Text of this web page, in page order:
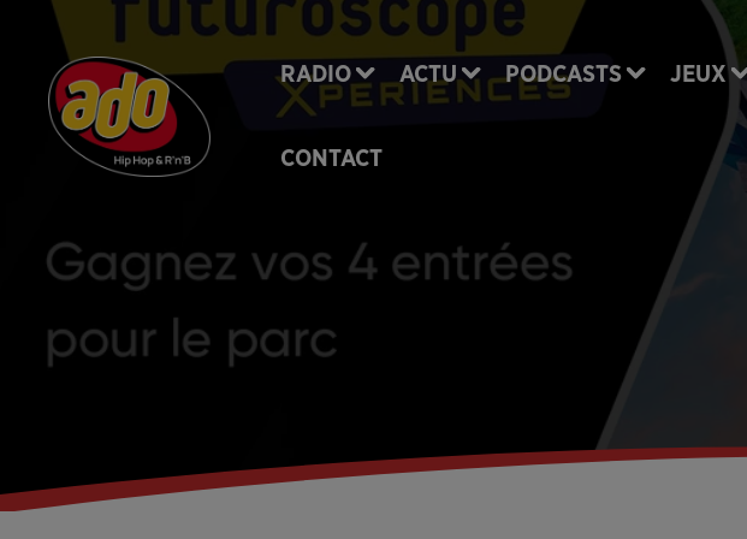
RADIO ACTU PODCASTS JEUX
CONTACT